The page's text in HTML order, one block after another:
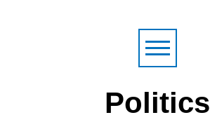
Politics